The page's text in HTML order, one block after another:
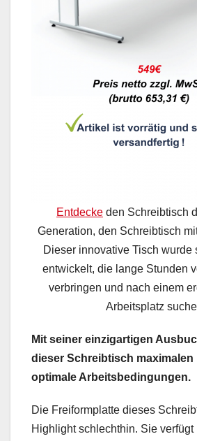
Entdecke den Schreibtisch
Generation, den Schreibtisch
Dieser innovative Tisch wurde
entwickelt, die lange Stunden
verbringen und nach einem
Arbeitsplatz
Mit seiner einzigartigen
dieser Schreibtisch maximalen
optimale Arbeitsbedingungen.
Die Freiformplatte dieses
Highlight schlechthin. Sie verfügt